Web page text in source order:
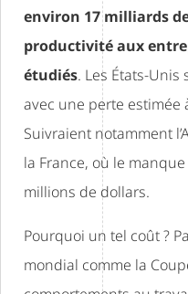
environ 17 milliards
productivité aux
étudiés. Les États-
avec une perte estimée
Suivraient notamment
la France, où le
millions de dollars.
Pourquoi un tel coût ?
mondial comme la